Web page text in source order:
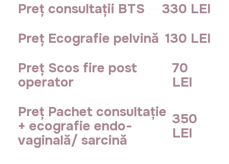
Preț consultații BTS
330 LEI
Preț Ecografie pelvină 130 LEI
Preț Scos fire post
operator
70
LEI
Preț Pachet consultație
+ ecografie endo-
vaginală/ sarcină
350
LEI